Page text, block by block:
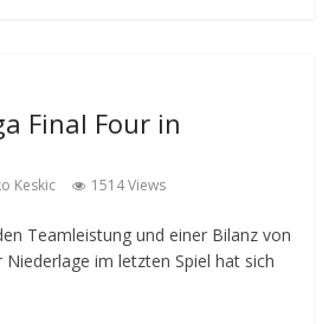
Final Four in
Keskic 1514 Views
Teamleistung und einer Bilanz von
Niederlage im letzten Spiel hat sich